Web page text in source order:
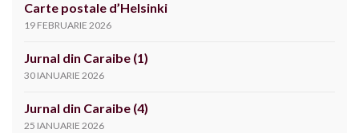
Carte postale d’Helsinki
19 FEBRUARIE 2026
Jurnal din Caraibe (1)
30 IANUARIE 2026
Jurnal din Caraibe (4)
25 IANUARIE 2026